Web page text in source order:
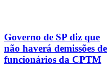
Governo de SP diz que
não haverá demissões de
funcionários da CPTM